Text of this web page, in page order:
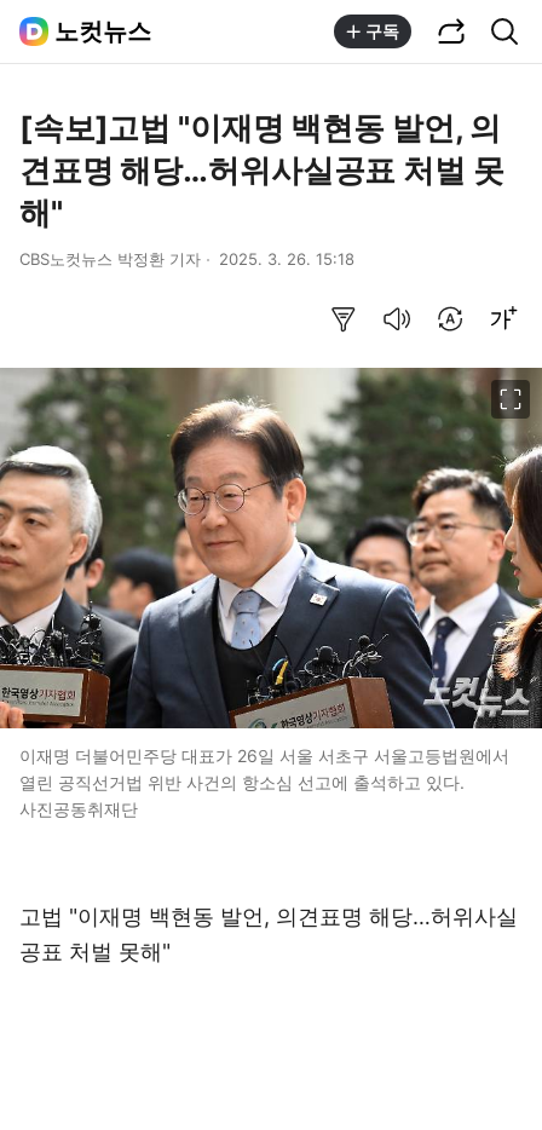
노컷뉴스 구독
[속보]고법 "이재명 백현동 발언, 의
견표명 해당…허위사실공표 처벌 못
해"
CBS노컷뉴스 박정환 기자 2025. 3. 26. 15:18
이재명 더불어민주당 대표가 26일 서울 서초구 서울고등법원에서
열린 공직선거법 위반 사건의 항소심 선고에 출석하고 있다.
사진공동취재단
고법 "이재명 백현동 발언, 의견표명 해당…허위사실
공표 처벌 못해"